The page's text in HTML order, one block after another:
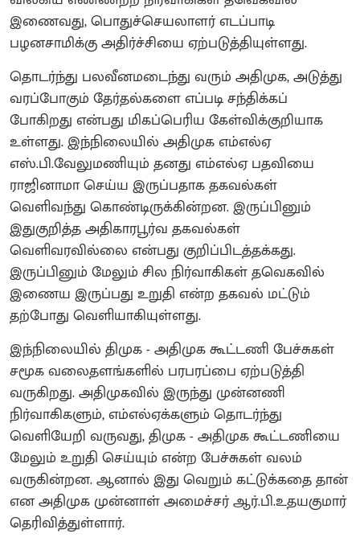
இணைவது, பொதுச்செயலாளர் எடப்பாடி
பழனசாமிக்கு அதிர்ச்சியை ஏற்படுத்தியுள்ளது.
தொடர்ந்து பலவீனமடைந்து வரும் அதிமுக, அடுத்து
வரப்போகும் தேர்தல்களை எப்படி சந்திக்கப்
போகிறது என்பது மிகப்பெரிய கேள்விக்குறியாக
உள்ளது. இந்நிலையில் அதிமுக எம்எல்ஏ
எஸ்.பி.வேலுமணியும் தனது எம்எல்ஏ பதவியை
ராஜினாமா செய்ய இருப்பதாக தகவல்கள்
வெளிவந்து கொண்டிருக்கின்றன. இருப்பினும்
இதுகுறித்த அதிகாரபூர்வ தகவல்கள்
வெளிவரவில்லை என்பது குறிப்பிடத்தக்கது.
இருப்பினும் மேலும் சில நிர்வாகிகள் தவெகவில்
இணைய இருப்பது உறுதி என்ற தகவல் மட்டும்
தற்போது வெளியாகியுள்ளது.
இந்நிலையில் திமுக - அதிமுக கூட்டணி பேச்சுகள்
சமூக வலைதளங்களில் பரபரப்பை ஏற்படுத்தி
வருகிறது. அதிமுகவில் இருந்து முன்னணி
நிர்வாகிகளும், எம்எல்ஏக்களும் தொடர்ந்து
வெளியேறி வருவது, திமுக - அதிமுக கூட்டணியை
மேலும் உறுதி செய்யும் என்ற பேச்சுகள் வலம்
வருகின்றன. ஆனால் இது வெறும் கட்டுக்கதை தான்
என அதிமுக முன்னாள் அமைச்சர் ஆர்.பி.உதயகுமார்
தெரிவித்துள்ளார்.